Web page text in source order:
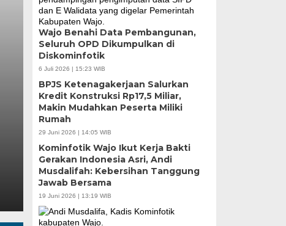
Pemkot Makassar
Perkuat Sinergi,
hingga
Fokus
Kamis, 6 Agu 2026 - 18:16 WIB
MEDIASINERGI.CO MAKASSAR — Pengurus
komitmennya menjadi mitra strategis Pemerintah
Wajo Benahi Data Pembangunan,
Seluruh OPD Dikumpulkan di
Diskominfotik
6 Juli 2026 | 15:23 WIB
BPJS Ketenagakerjaan Salurkan
Kredit Konstruksi Rp17,5 Miliar,
Makin Mudahkan Peserta Miliki
Rumah
29 Juni 2026 | 14:05 WIB
Kominfotik Wajo Ikut Kerja Bakti
Gerakan Indonesia Asri, Andi
Musdalifah: Kebersihan Tanggung
Jawab Bersama
19 Juni 2026 | 13:19 WIB